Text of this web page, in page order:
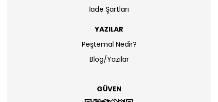
İade Şartları
YAZILAR
Peştemal Nedir?
Blog/Yazılar
GÜVEN